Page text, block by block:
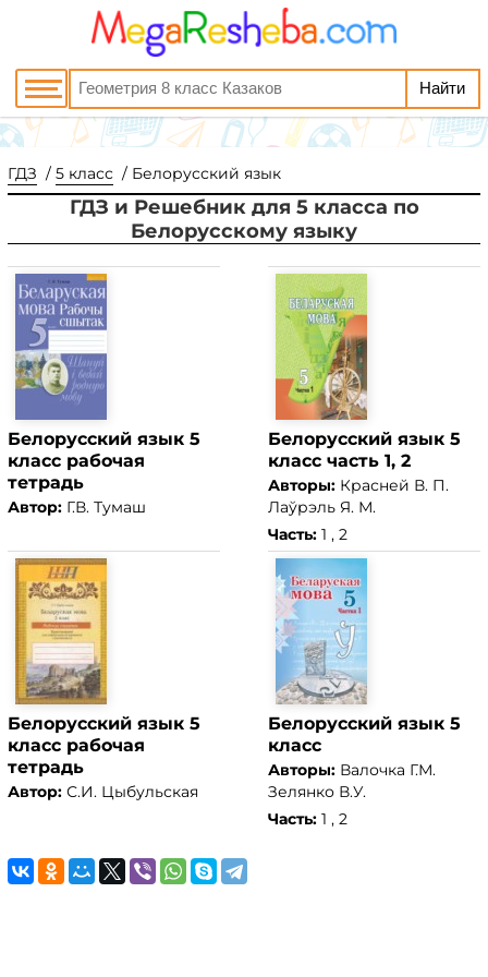
ГДЗ 5 класс Белорусский язык
ГДЗ и Решебник для 5 класса по
Белорусскому языку
Белорусский язык 5
класс рабочая
тетрадь
Автор: Г.В. Тумаш
Белорусский язык 5
класс часть 1, 2
Авторы: Красней В. П.
Лаўрэль Я. М.
Часть: 1 , 2
Белорусский язык 5
класс рабочая
тетрадь
Автор: С.И. Цыбульская
Белорусский язык 5
класс
Авторы: Валочка Г.М.
Зелянко В.У.
Часть: 1 , 2